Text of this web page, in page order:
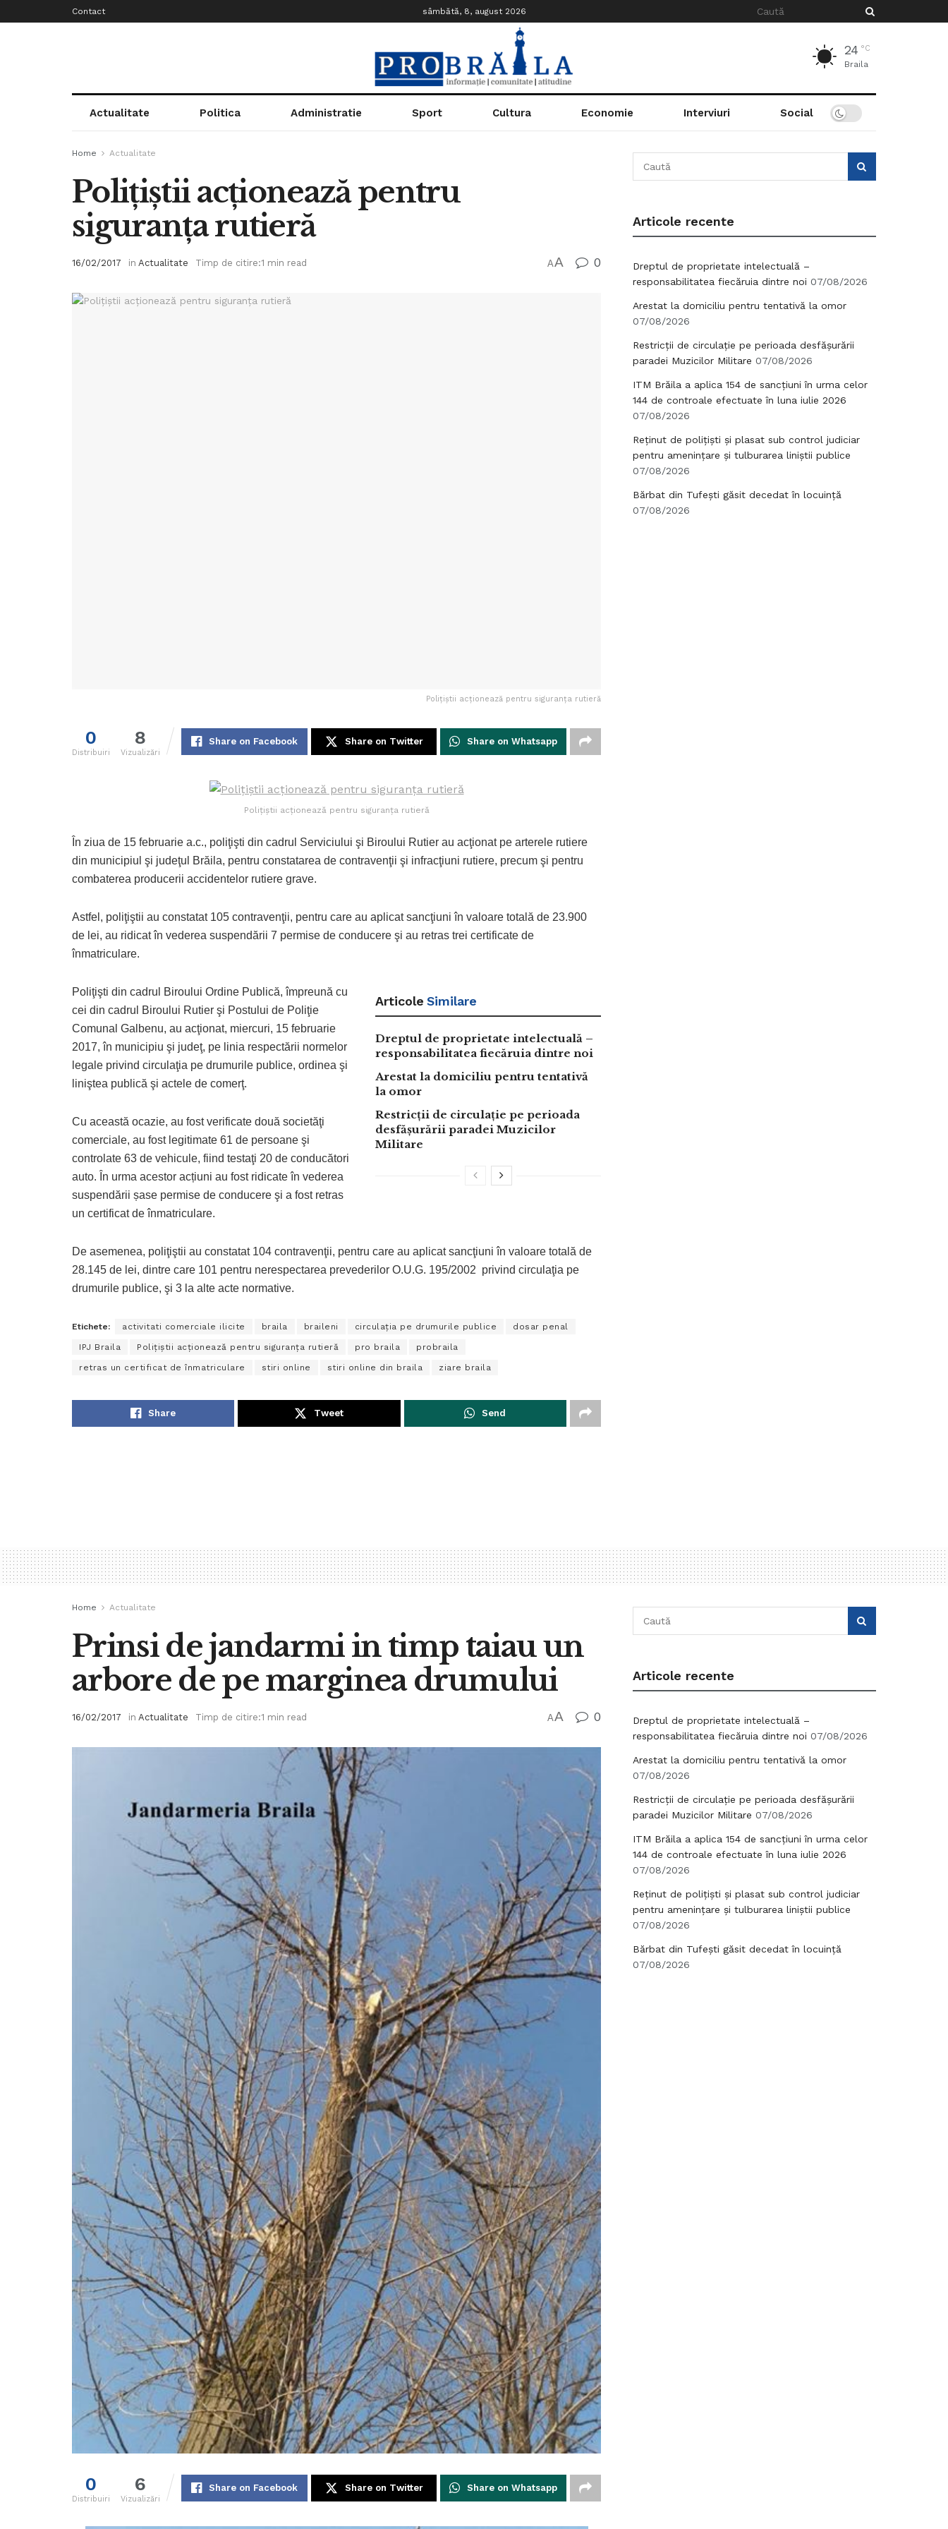
Contact sâmbătă, 8, august 2026
24 °C
Braila
Actualitate Politica Administratie Sport Cultura Economie Interviuri Social
Home Actualitate
Poliţiştii acţionează pentru
siguranţa rutieră
16/02/2017 in Actualitate Timp de citire:1 min read AA 0
Poliţiştii acţionează pentru siguranţa rutieră
0
Distribuiri
8
Vizualizări
Share on Facebook Share on Twitter Share on Whatsapp
Poliţiştii acţionează pentru siguranţa rutieră
În ziua de 15 februarie a.c., poliţişti din cadrul Serviciului şi Biroului Rutier au acţionat pe arterele rutiere
din municipiul şi judeţul Brăila, pentru constatarea de contravenţii şi infracţiuni rutiere, precum şi pentru
combaterea producerii accidentelor rutiere grave.
Astfel, poliţiştii au constatat 105 contravenţii, pentru care au aplicat sancţiuni în valoare totală de 23.900
de lei, au ridicat în vederea suspendării 7 permise de conducere şi au retras trei certificate de
înmatriculare.
Articole Similare
Dreptul de proprietate intelectuală –
responsabilitatea fiecăruia dintre noi
Arestat la domiciliu pentru tentativă
la omor
Restricții de circulație pe perioada
desfășurării paradei Muzicilor
Militare
Poliţişti din cadrul Biroului Ordine Publică, împreună cu
cei din cadrul Biroului Rutier şi Postului de Poliţie
Comunal Galbenu, au acţionat, miercuri, 15 februarie
2017, în municipiu şi judeţ, pe linia respectării normelor
legale privind circulaţia pe drumurile publice, ordinea şi
liniştea publică şi actele de comerţ.
Cu această ocazie, au fost verificate două societăţi
comerciale, au fost legitimate 61 de persoane şi
controlate 63 de vehicule, fiind testaţi 20 de conducători
auto. În urma acestor acțiuni au fost ridicate în vederea
suspendării șase permise de conducere şi a fost retras
un certificat de înmatriculare.
De asemenea, poliţiştii au constatat 104 contravenţii, pentru care au aplicat sancţiuni în valoare totală de
28.145 de lei, dintre care 101 pentru nerespectarea prevederilor O.U.G. 195/2002 privind circulaţia pe
drumurile publice, şi 3 la alte acte normative.
Etichete: activitati comerciale ilicite braila braileni circulaţia pe drumurile publice dosar penal
IPJ Braila Poliţiştii acţionează pentru siguranţa rutieră pro braila probraila
retras un certificat de înmatriculare stiri online stiri online din braila ziare braila
Share Tweet Send
Articole recente
Dreptul de proprietate intelectuală –
responsabilitatea fiecăruia dintre noi 07/08/2026
Arestat la domiciliu pentru tentativă la omor
07/08/2026
Restricții de circulație pe perioada desfășurării
paradei Muzicilor Militare 07/08/2026
ITM Brăila a aplica 154 de sancțiuni în urma celor
144 de controale efectuate în luna iulie 2026
07/08/2026
Reținut de polițiști și plasat sub control judiciar
pentru amenințare și tulburarea liniștii publice
07/08/2026
Bărbat din Tufești găsit decedat în locuință
07/08/2026
Home Actualitate
Prinsi de jandarmi in timp taiau un
arbore de pe marginea drumului
16/02/2017 in Actualitate Timp de citire:1 min read AA 0
0
Distribuiri
6
Vizualizări
Share on Facebook Share on Twitter Share on Whatsapp
Articole recente
Dreptul de proprietate intelectuală –
responsabilitatea fiecăruia dintre noi 07/08/2026
Arestat la domiciliu pentru tentativă la omor
07/08/2026
Restricții de circulație pe perioada desfășurării
paradei Muzicilor Militare 07/08/2026
ITM Brăila a aplica 154 de sancțiuni în urma celor
144 de controale efectuate în luna iulie 2026
07/08/2026
Reținut de polițiști și plasat sub control judiciar
pentru amenințare și tulburarea liniștii publice
07/08/2026
Bărbat din Tufești găsit decedat în locuință
07/08/2026